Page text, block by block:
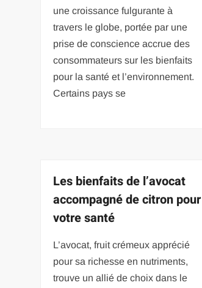
une croissance fulgurante à
travers le globe, portée par une
prise de conscience accrue des
consommateurs sur les bienfaits
pour la santé et l’environnement.
Certains pays se
Les bienfaits de l’avocat
accompagné de citron pour
votre santé
L’avocat, fruit crémeux apprécié
pour sa richesse en nutriments,
trouve un allié de choix dans le